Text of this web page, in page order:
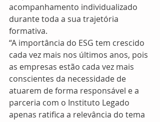
acompanhamento individualizado
durante toda a sua trajetória
formativa.
“A importância do ESG tem crescido
cada vez mais nos últimos anos, pois
as empresas estão cada vez mais
conscientes da necessidade de
atuarem de forma responsável e a
parceria com o Instituto Legado
apenas ratifica a relevância do tema